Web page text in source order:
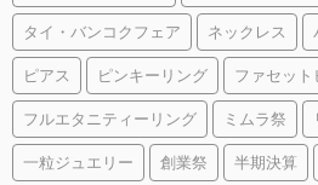
タイ・バンコクフェア ネックレス
ピアス ピンキーリング ファセット
フルエタニティーリング ミムラ祭
一粒ジュエリー 創業祭 半期決算